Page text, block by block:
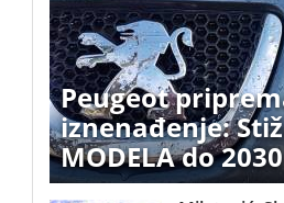
Peugeot
iznenađenje:
MODELA do